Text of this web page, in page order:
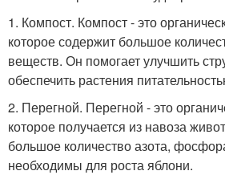
1. Компост. Компост - это
которое содержит большое
веществ. Он помогает улучшить
обеспечить растения
2. Перегной. Перегной - это
которое получается из навоза
большое количество азота,
необходимы для роста яблони.